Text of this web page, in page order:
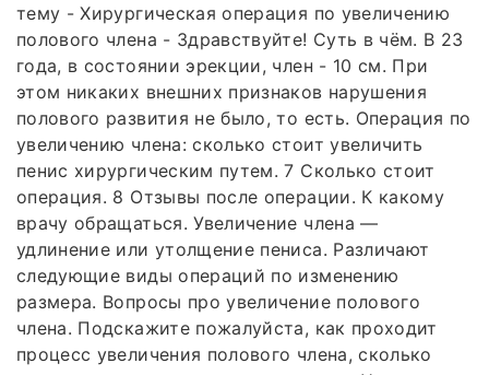
тему - Хирургическая операция по увеличению
полового члена - Здравствуйте! Суть в чём. В 23
года, в состоянии эрекции, член - 10 см. При
этом никаких внешних признаков нарушения
полового развития не было, то есть. Операция по
увеличению члена: сколько стоит увеличить
пенис хирургическим путем. 7 Сколько стоит
операция. 8 Отзывы после операции. К какому
врачу обращаться. Увеличение члена —
удлинение или утолщение пениса. Различают
следующие виды операций по изменению
размера. Вопросы про увеличение полового
члена. Подскажите пожалуйста, как проходит
процесс увеличения полового члена, сколько